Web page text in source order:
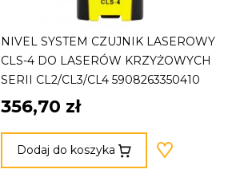
NIVEL SYSTEM CZUJNIK LASEROWY
CLS-4 DO LASERÓW KRZYŻOWYCH
SERII CL2/CL3/CL4 5908263350410
356,70 zł
Dodaj do koszyka